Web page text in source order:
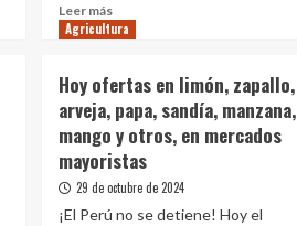
Leer más
más
en
supermercados:
Se
detectan
nueve
pesticidas
Agricultura
Hoy ofertas en limón, zapallo,
arveja, papa, sandía, manzana,
mango y otros, en mercados
mayoristas
29 de octubre de 2024
¡El Perú no se detiene! Hoy el